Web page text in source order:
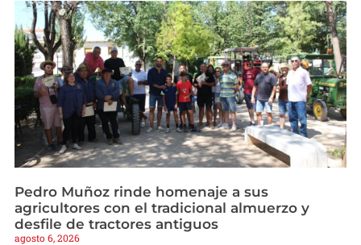
Pedro Muñoz rinde homenaje a sus
agricultores con el tradicional almuerzo y
desfile de tractores antiguos
agosto 6, 2026